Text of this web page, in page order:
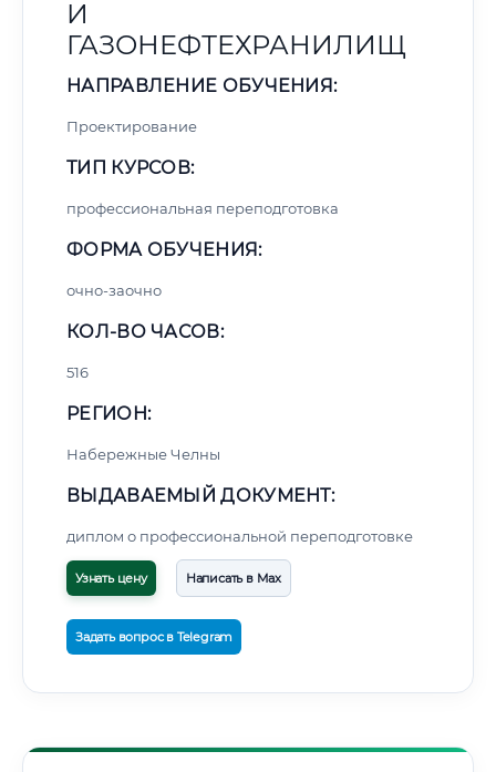
И
ГАЗОНЕФТЕХРАНИЛИЩ
НАПРАВЛЕНИЕ ОБУЧЕНИЯ:
Проектирование
ТИП КУРСОВ:
профессиональная переподготовка
ФОРМА ОБУЧЕНИЯ:
очно-заочно
КОЛ-ВО ЧАСОВ:
516
РЕГИОН:
Набережные Челны
ВЫДАВАЕМЫЙ ДОКУМЕНТ:
диплом о профессиональной переподготовке
Узнать цену Написать в Max
Задать вопрос в Telegram